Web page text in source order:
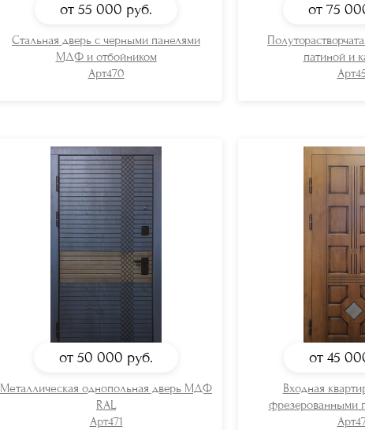
от 55 000 руб.
Стальная дверь с черными панелями
МДФ и отбойником
Арт470
от 75
патиной и
от 50 000 руб.
Металлическая однопольная дверь МДФ
RAL
Арт471
от 45
Входная